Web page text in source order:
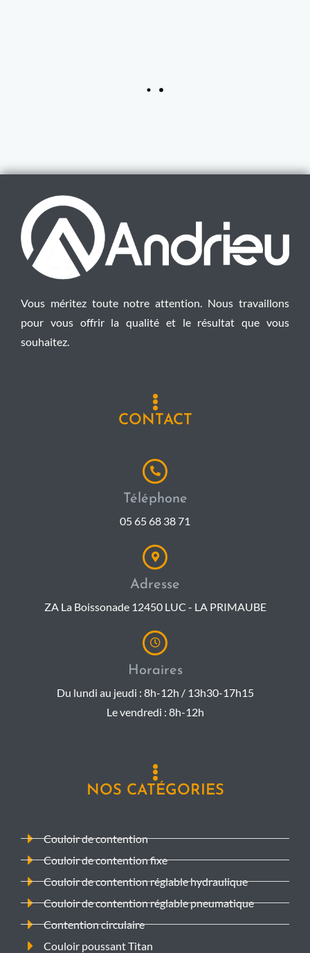
Vous méritez toute notre attention. Nous travaillons
pour vous offrir la qualité et le résultat que vous
souhaitez.
CONTACT
Téléphone
05 65 68 38 71
Adresse
ZA La Boissonade 12450 LUC - LA PRIMAUBE
Horaires
Du lundi au jeudi : 8h-12h / 13h30-17h15
Le vendredi : 8h-12h
NOS CATÉGORIES
Couloir de contention
Couloir de contention fixe
Couloir de contention réglable hydraulique
Couloir de contention réglable pneumatique
Contention circulaire
Couloir poussant Titan